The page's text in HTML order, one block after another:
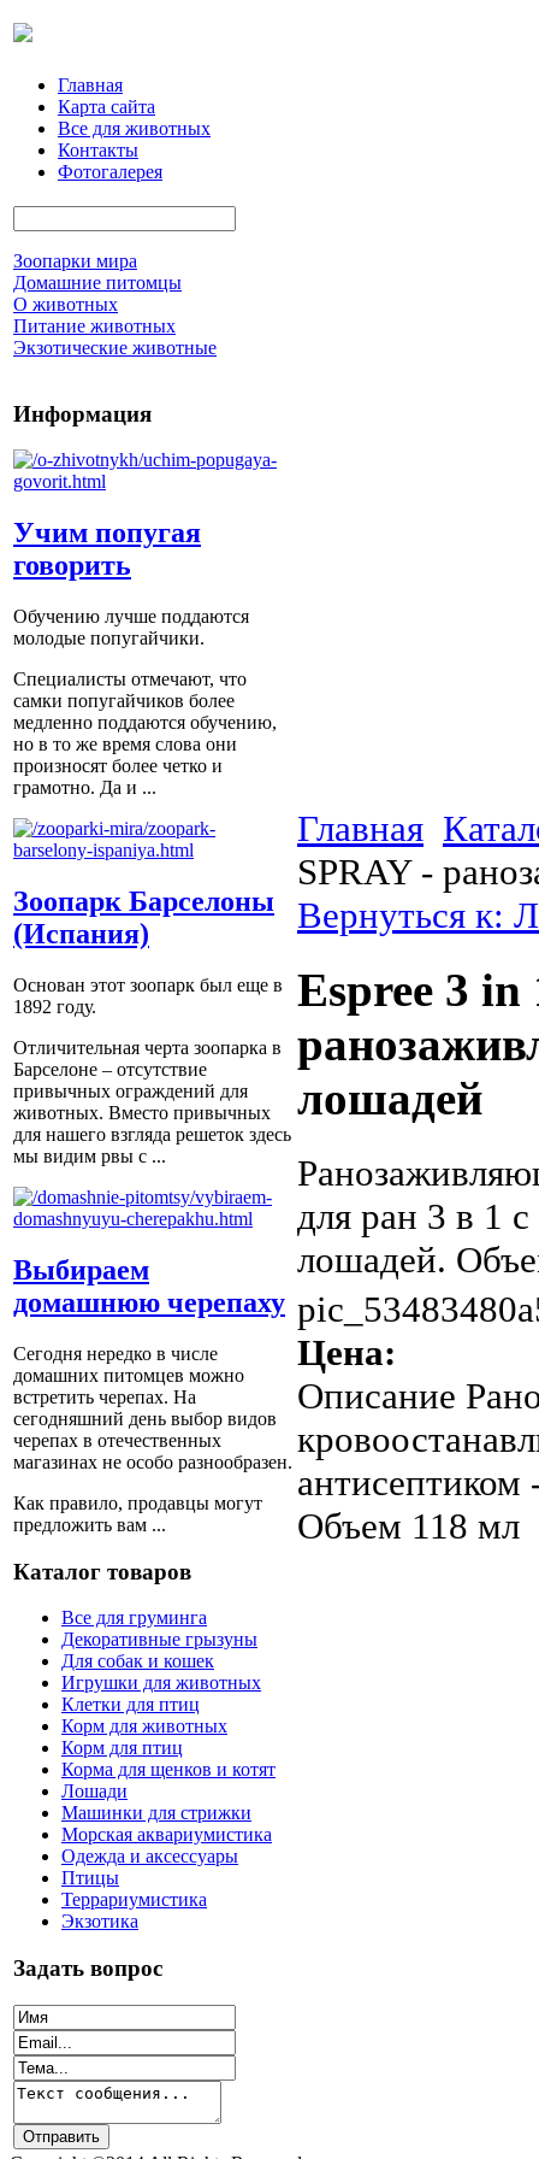
Главная
Карта сайта
Все для животных
Контакты
Фотогалерея
Зоопарки мира
Домашние питомцы
О животных
Питание животных
Экзотические животные
Информация
Учим попугая
говорить
Обучению лучше поддаются
молодые попугайчики.
Специалисты отмечают, что
самки попугайчиков более
медленно поддаются обучению,
но в то же время слова они
произносят более четко и
грамотно. Да и ...
Зоопарк Барселоны
(Испания)
Основан этот зоопарк был еще в
1892 году.
Отличительная черта зоопарка в
Барселоне – отсутствие
привычных ограждений для
животных. Вместо привычных
для нашего взгляда решеток здесь
мы видим рвы с ...
Выбираем
домашнюю черепаху
Сегодня нередко в числе
домашних питомцев можно
встретить черепах. На
сегодняшний день выбор видов
черепах в отечественных
магазинах не особо разнообразен.
Как правило, продавцы могут
предложить вам ...
Каталог товаров
Все для груминга
Декоративные грызуны
Для собак и кошек
Игрушки для животных
Клетки для птиц
Корм для животных
Корм для птиц
Корма для щенков и котят
Лошади
Машинки для стрижки
Морская аквариумистика
Одежда и аксессуары
Птицы
Террариумистика
Экзотика
Задать вопрос
Главная
SPRAY -
Вернуться к:
Espree 3
лошадей
для ран 3 в 1
лошадей.
Цена:
Описание
Объем 118 мл